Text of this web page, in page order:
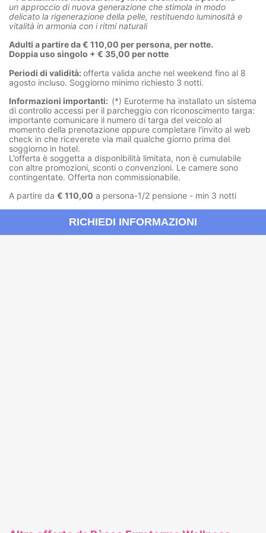
un approccio di nuova generazione che stimola in modo
delicato la rigenerazione della pelle, restituendo luminosità e
vitalità in armonia con i ritmi naturali
Adulti a partire da € 110,00 per persona, per notte.
Doppia uso singolo + € 35,00 per notte
Periodi di validità: offerta valida anche nel weekend fino al 8
agosto incluso. Soggiorno minimo richiesto 3 notti.
Informazioni importanti: (*) Euroterme ha installato un sistema
di controllo accessi per il parcheggio con riconoscimento targa:
importante comunicare il numero di targa del veicolo al
momento della prenotazione oppure completare l'invito al web
check in che riceverete via mail qualche giorno prima del
soggiorno in hotel.
L’offerta è soggetta a disponibilità limitata, non è cumulabile
con altre promozioni, sconti o convenzioni. Le camere sono
contingentate. Offerta non commissionabile.
A partire da € 110,00 a persona-1/2 pensione - min 3 notti
RICHIEDI INFORMAZIONI